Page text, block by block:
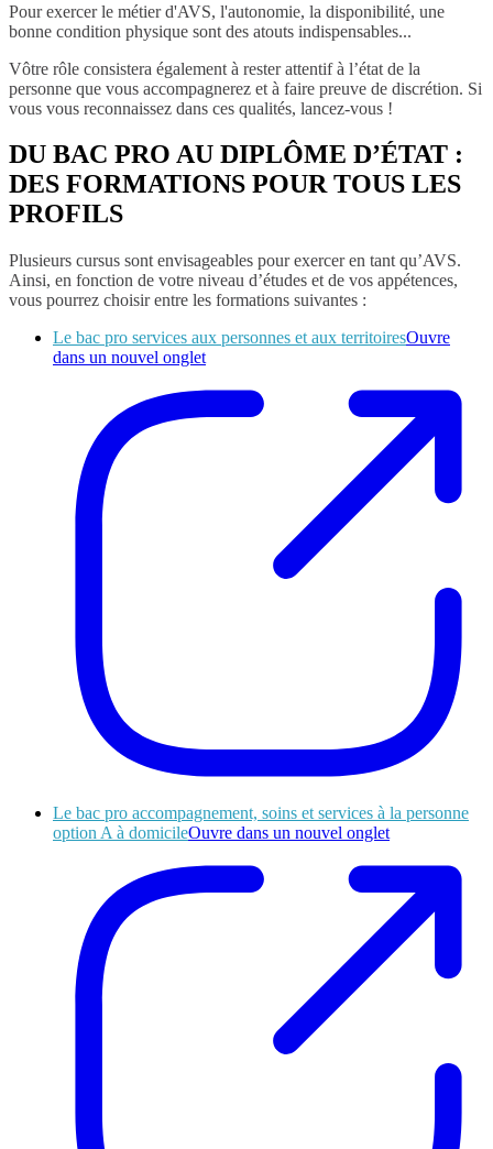
Pour exercer le métier d'AVS, l'autonomie, la disponibilité, une
bonne condition physique sont des atouts indispensables...
Vôtre rôle consistera également à rester attentif à l’état de la
personne que vous accompagnerez et à faire preuve de discrétion. Si
vous vous reconnaissez dans ces qualités, lancez-vous !
DU BAC PRO AU DIPLÔME D’ÉTAT :
DES FORMATIONS POUR TOUS LES
PROFILS
Plusieurs cursus sont envisageables pour exercer en tant qu’AVS.
Ainsi, en fonction de votre niveau d’études et de vos appétences,
vous pourrez choisir entre les formations suivantes :
Le bac pro services aux personnes et aux territoiresOuvre
dans un nouvel onglet
Le bac pro accompagnement, soins et services à la personne
option A à domicileOuvre dans un nouvel onglet